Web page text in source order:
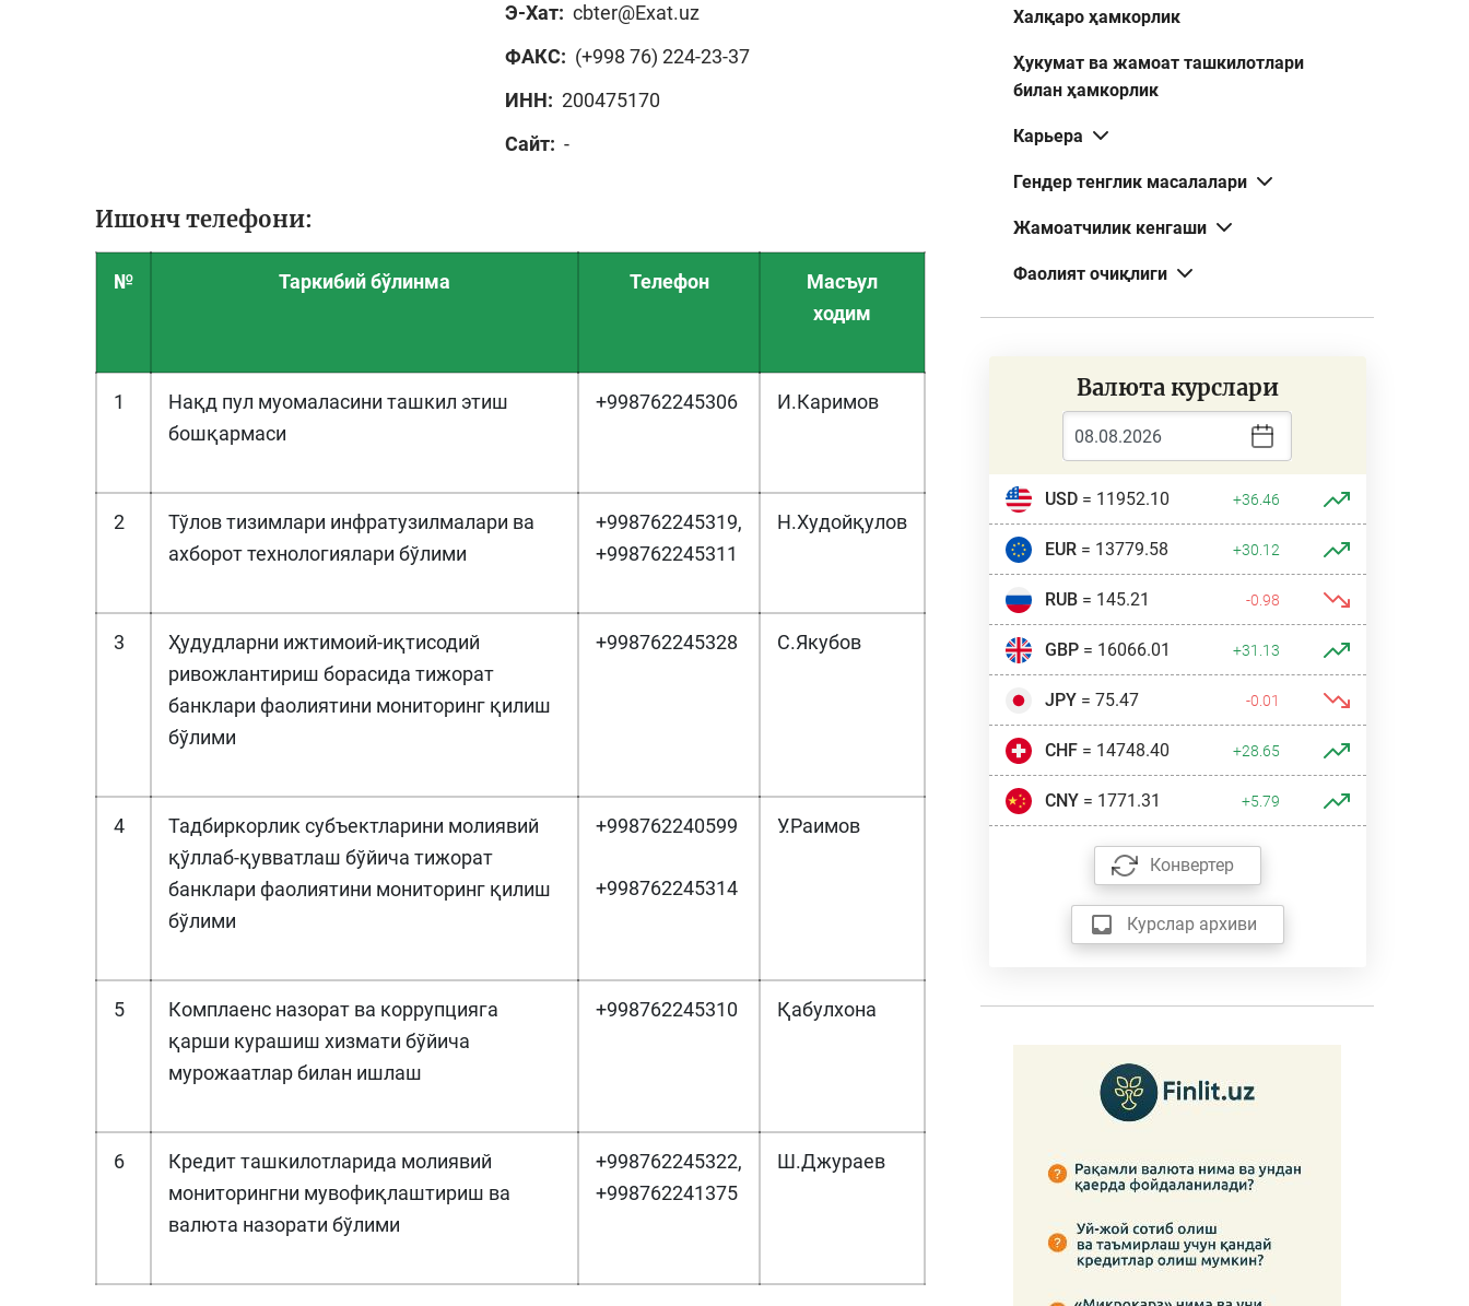
Э-Хат: cbter@Exat.uz
ФАКС: (+998 76) 224-23-37
ИНН: 200475170
Сайт: -
Ишонч телефони:
№ Таркибий бўлинма Телефон
Масъул
ходим
1
Нақд пул муомаласини ташкил этиш
бошқармаси
+998762245306 И.Каримов
2
Тўлов тизимлари инфратузилмалари ва
ахборот технологиялари бўлими
+998762245319,
+998762245311
Н.Худойқулов
3
Ҳудудларни ижтимоий-иқтисодий
ривожлантириш борасида тижорат
банклари фаолиятини мониторинг қилиш
бўлими
+998762245328 С.Якубов
4
Тадбиркорлик субъектларини молиявий
қўллаб-қувватлаш бўйича тижорат
банклари фаолиятини мониторинг қилиш
бўлими
+998762240599
+998762245314
У.Раимов
5
Комплаенс назорат ва коррупцияга
қарши курашиш хизмати бўйича
мурожаатлар билан ишлаш
+998762245310 Қабулхона
6
Кредит ташкилотларида молиявий
мониторингни мувофиқлаштириш ва
валюта назорати бўлими
+998762245322,
+998762241375
Ш.Джураев
Халқаро ҳамкорлик
Ҳукумат ва жамоат ташкилотлари
билан ҳамкорлик
Карьера
Гендер тенглик масалалари
Жамоатчилик кенгаши
Фаолият очиқлиги
Валюта курслари
USD= 11952.10 +36.46
EUR= 13779.58 +30.12
RUB= 145.21 -0.98
GBP= 16066.01 +31.13
JPY= 75.47 -0.01
CHF= 14748.40 +28.65
CNY= 1771.31 +5.79
Конвертер
Курслар архиви